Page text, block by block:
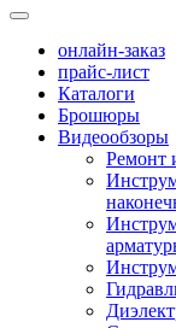
онлайн-заказ
прайс-лист
Каталоги
Брошюры
Видеообзоры
Ремонт